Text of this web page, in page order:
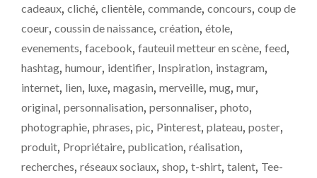
MATAO
!"
cadeaux, cliché, clientèle, commande, concours, coup de
coeur, coussin de naissance, création, étole,
evenements, facebook, fauteuil metteur en scène, feed,
hashtag, humour, identifier, Inspiration, instagram,
internet, lien, luxe, magasin, merveille, mug, mur,
original, personnalisation, personnaliser, photo,
photographie, phrases, pic, Pinterest, plateau, poster,
produit, Propriétaire, publication, réalisation,
recherches, réseaux sociaux, shop, t-shirt, talent, Tee-